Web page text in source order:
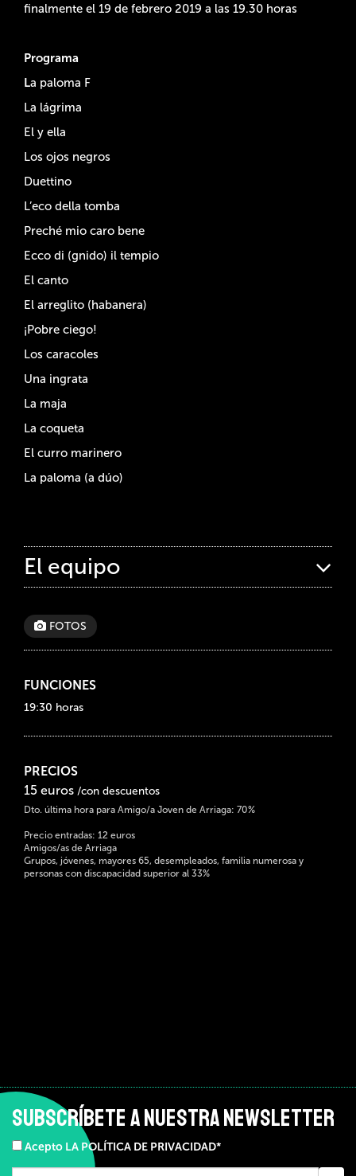
finalmente el 19 de febrero 2019 a las 19.30 horas
Programa
La paloma F
La lágrima
El y ella
Los ojos negros
Duettino
L’eco della tomba
Preché mio caro bene
Ecco di (gnido) il tempio
El canto
El arreglito (habanera)
¡Pobre ciego!
Los caracoles
Una ingrata
La maja
La coqueta
El curro marinero
La paloma (a dúo)
El equipo
FOTOS
FUNCIONES
19:30 horas
PRECIOS
15 euros /con descuentos
Dto. última hora para Amigo/a Joven de Arriaga: 70%
Precio entradas: 12 euros
Amigos/as de Arriaga
Grupos, jóvenes, mayores 65, desempleados, familia numerosa y
personas con discapacidad superior al 33%
SUBSCRÍBETE A NUESTRA NEWSLETTER
Acepto LA POLÍTICA DE PRIVACIDAD*